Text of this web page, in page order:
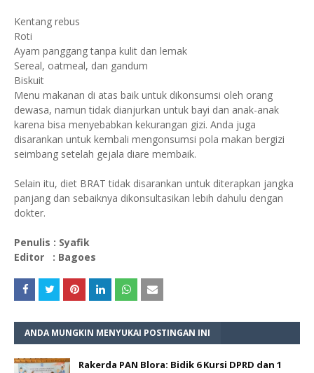
Kentang rebus
Roti
Ayam panggang tanpa kulit dan lemak
Sereal, oatmeal, dan gandum
Biskuit
Menu makanan di atas baik untuk dikonsumsi oleh orang
dewasa, namun tidak dianjurkan untuk bayi dan anak-anak
karena bisa menyebabkan kekurangan gizi. Anda juga
disarankan untuk kembali mengonsumsi pola makan bergizi
seimbang setelah gejala diare membaik.
Selain itu, diet BRAT tidak disarankan untuk diterapkan jangka
panjang dan sebaiknya dikonsultasikan lebih dahulu dengan
dokter.
Penulis : Syafik
Editor : Bagoes
ANDA MUNGKIN MENYUKAI POSTINGAN INI
Rakerda PAN Blora: Bidik 6 Kursi DPRD dan 1